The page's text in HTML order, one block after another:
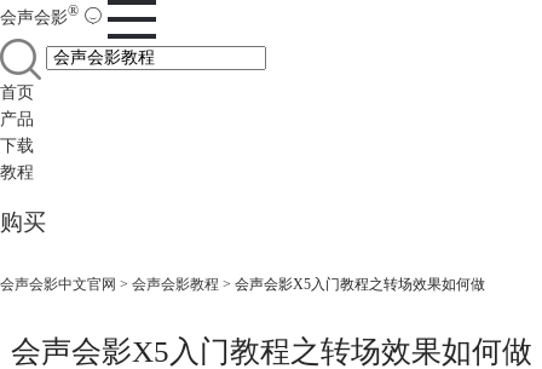
会声会影®
首页
产品
下载
教程
购买
会声会影中文官网 > 会声会影教程 > 会声会影X5入门教程之转场效果如何做
会声会影X5入门教程之转场效果如何做